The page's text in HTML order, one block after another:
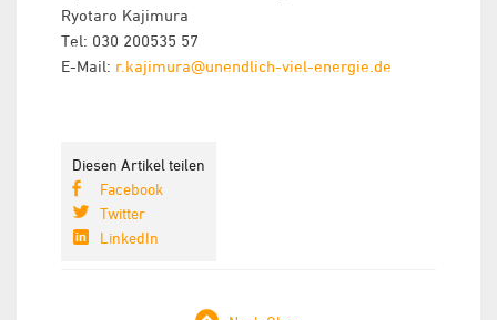
Ryotaro Kajimura
Tel: 030 200535 57
E-Mail: r.kajimura@unendlich-viel-energie.de
Diesen Artikel teilen
Facebook
Twitter
LinkedIn